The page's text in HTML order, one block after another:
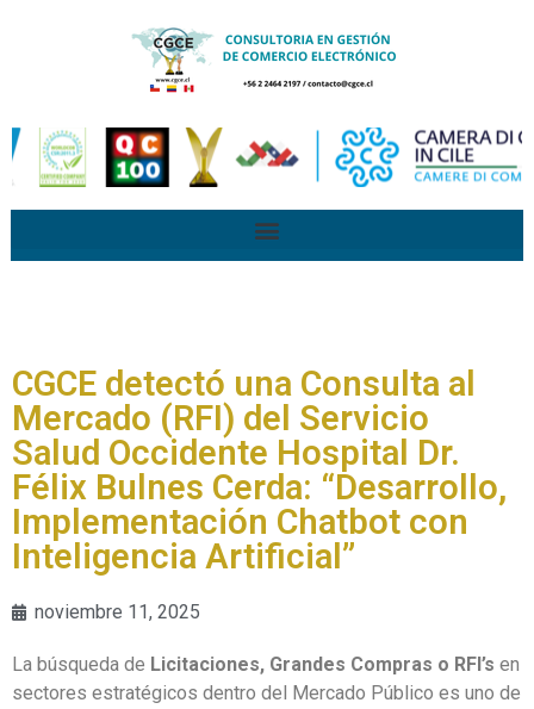
CGCE detectó una Consulta al
Mercado (RFI) del Servicio
Salud Occidente Hospital Dr.
Félix Bulnes Cerda: “Desarrollo,
Implementación Chatbot con
Inteligencia Artificial”
noviembre 11, 2025
La búsqueda de Licitaciones, Grandes Compras o RFI’s en
sectores estratégicos dentro del Mercado Público es uno de